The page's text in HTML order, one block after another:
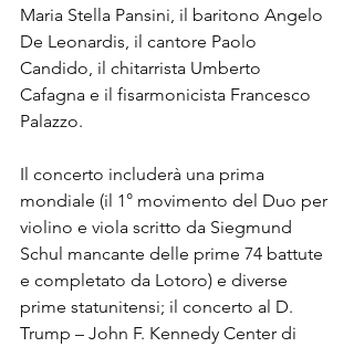
Maria Stella Pansini, il baritono Angelo
De Leonardis, il cantore Paolo
Candido, il chitarrista Umberto
Cafagna e il fisarmonicista Francesco
Palazzo.
Il concerto includerà una prima
mondiale (il 1° movimento del Duo per
violino e viola scritto da Siegmund
Schul mancante delle prime 74 battute
e completato da Lotoro) e diverse
prime statunitensi; il concerto al D.
Trump – John F. Kennedy Center di